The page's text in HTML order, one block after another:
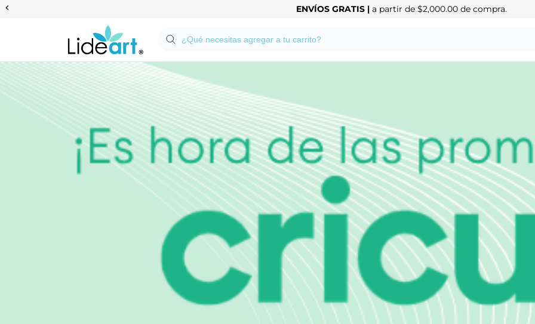
Anterior ENVÍOS GRATIS | a partir de $2,000.00 de compra.